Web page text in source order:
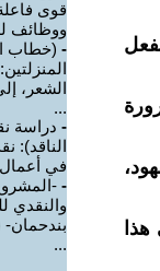
قوى
ووظائف
- (خطاب
الشعر،
...
- دراسة
الناقد):
في
-
-
والنقدي
بندحمان-
...